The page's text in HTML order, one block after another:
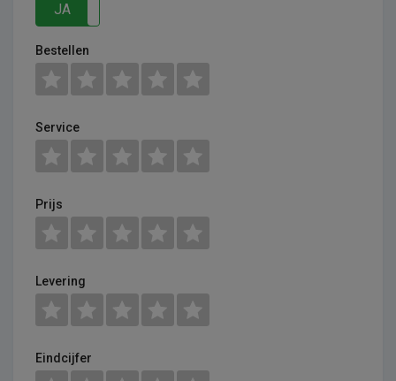
JA
Bestellen
Service
Prijs
Levering
Eindcijfer